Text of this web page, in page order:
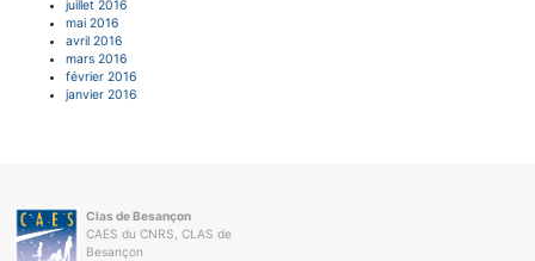
juillet 2016
mai 2016
avril 2016
mars 2016
février 2016
janvier 2016
Clas de Besançon
CAES du CNRS, CLAS de
Besançon